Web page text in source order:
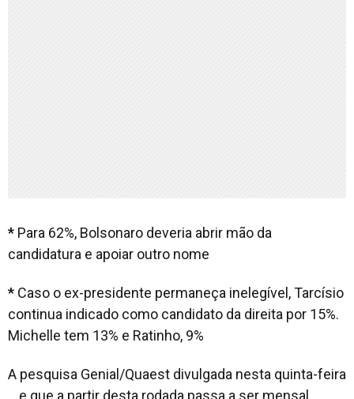
* Para 62%, Bolsonaro deveria abrir mão da
candidatura e apoiar outro nome
* Caso o ex-presidente permaneça inelegível, Tarcísio
continua indicado como candidato da direita por 15%.
Michelle tem 13% e Ratinho, 9%
A pesquisa Genial/Quaest divulgada nesta quinta-feira
_ e que a partir desta rodada passa a ser mensal _